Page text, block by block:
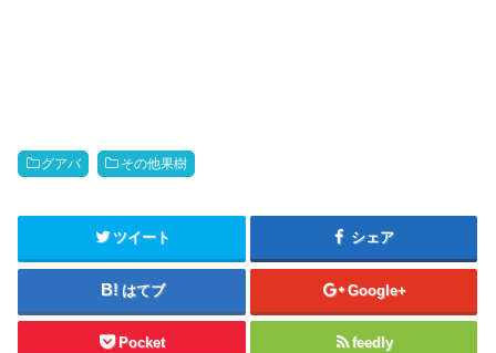
グアバ その他果樹
ツイート シェア
はてブ Google+
Pocket feedly